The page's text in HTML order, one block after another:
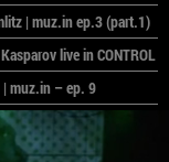
| muz.in ep.3 (part.1)
live in CONTROL
| muz.in – ep. 9
– prima premieră a